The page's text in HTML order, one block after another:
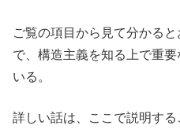
ご覧の項目から見て分かる
で、構造主義を知る上で重
いる。
詳しい話は、ここで説明す